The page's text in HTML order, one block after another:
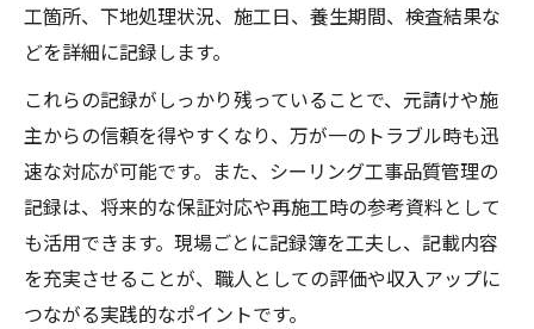
工箇所、下地処理状況、施工日、養生期間、検査結果な
どを詳細に記録します。
これらの記録がしっかり残っていることで、元請けや施
主からの信頼を得やすくなり、万が一のトラブル時も迅
速な対応が可能です。また、シーリング工事品質管理の
記録は、将来的な保証対応や再施工時の参考資料として
も活用できます。現場ごとに記録簿を工夫し、記載内容
を充実させることが、職人としての評価や収入アップに
つながる実践的なポイントです。